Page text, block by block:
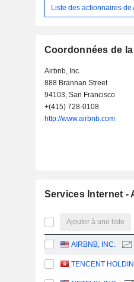
Liste des actionnaires de
Coordonnées de
Airbnb, Inc.
888 Brannan Street
94103, San Francisco
+(415) 728-0108
http://www.airbnb.com
Services Internet -
Ajouter à une liste
AIRBNB, INC.
TENCENT